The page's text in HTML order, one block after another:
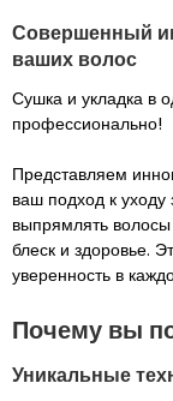
Совершенный
ваших волос
Сушка и укладка в
профессионально!
Представляем
ваш подход к
выпрямлять
блеск и здоровье.
уверенность в
Почему вы
Уникальные